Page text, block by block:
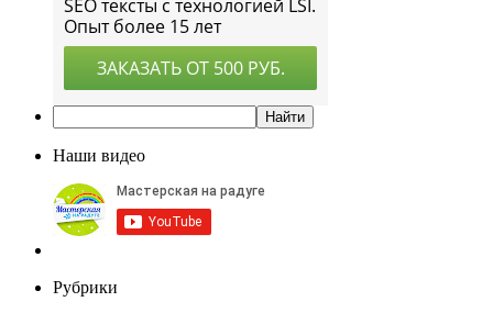
Наши видео
Рубрики